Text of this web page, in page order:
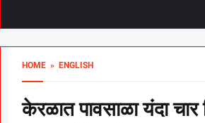
HOME » ENGLISH
केरळात पावसाळा यंदा चार